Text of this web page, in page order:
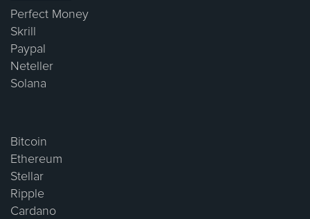
Perfect Money
Skrill
Paypal
Neteller
Solana
Bitcoin
Ethereum
Stellar
Ripple
Cardano